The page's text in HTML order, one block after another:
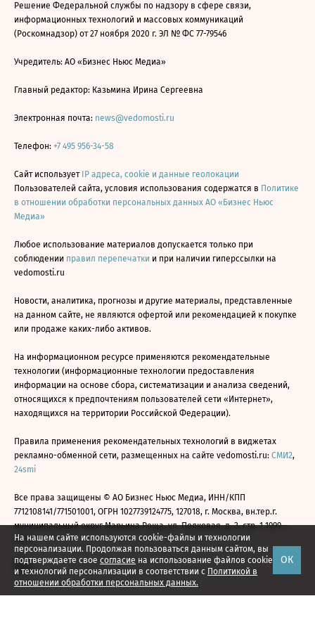
На нашем сайте используются cookie-файлы и технологии
персонализации. Продолжая пользоваться данным сайтом, вы
подтверждаете свое согласие на использование файлов cookie
и технологий персонализации в соответствии с Политикой в
отношении обработки персональных данных.
ОК
Решение Федеральной службы по надзору в сфере связи,
информационных технологий и массовых коммуникаций
(Роскомнадзор) от 27 ноября 2020 г. ЭЛ № ФС 77-79546
Учредитель: АО «Бизнес Ньюс Медиа»
Главный редактор: Казьмина Ирина Сергеевна
Электронная почта: news@vedomosti.ru
Телефон: +7 495 956-34-58
Сайт использует IP адреса, cookie и данные геолокации
Пользователей сайта, условия использования содержатся в Политике
в отношении обработки персональных данных АО «Бизнес Ньюс
Медиа»
Любое использование материалов допускается только при
соблюдении правил перепечатки и при наличии гиперссылки на
vedomosti.ru
Новости, аналитика, прогнозы и другие материалы, представленные
на данном сайте, не являются офертой или рекомендацией к покупке
или продаже каких-либо активов.
На информационном ресурсе применяются рекомендательные
технологии (информационные технологии предоставления
информации на основе сбора, систематизации и анализа сведений,
относящихся к предпочтениям пользователей сети «Интернет»,
находящихся на территории Российской Федерации).
Правила применения рекомендательных технологий в виджетах
рекламно-обменной сети, размещенных на сайте vedomosti.ru: СМИ2,
24smi
Все права защищены © АО Бизнес Ньюс Медиа, ИНН/КПП
7712108141/771501001, ОГРН 1027739124775, 127018, г. Москва, вн.тер.г.
муниципальный округ Марьина Роща, ул. Полковая, д. 3, стр. 1 1999—
2026